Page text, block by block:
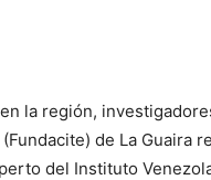
la región,
de La Guaira
del Instituto